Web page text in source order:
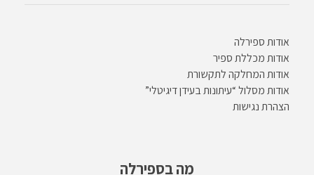
אודות ספירלה
אודות מכללת ספיר
אודות המחלקה לתקשורת
אודות מסלול “עיתונות בעידן דיגיטלי”
הצהרת נגישות
מה בספירלה